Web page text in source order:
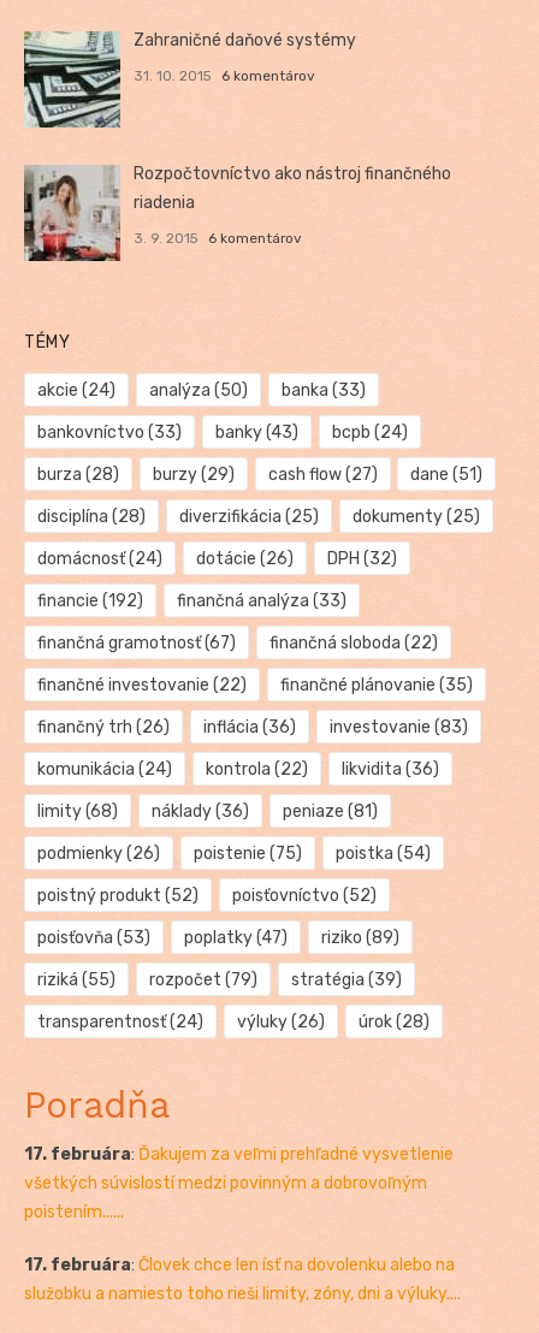
Zahraničné daňové systémy
31. 10. 2015 6 komentárov
Rozpočtovníctvo ako nástroj finančného
riadenia
3. 9. 2015 6 komentárov
TÉMY
akcie (24) analýza (50) banka (33)
bankovníctvo (33) banky(43) bcpb (24)
burza (28) burzy(29) cash flow(27) dane (51)
disciplína (28) diverzifikácia (25) dokumenty(25)
domácnosť(24) dotácie (26) DPH (32)
financie (192) finančná analýza (33)
finančná gramotnosť(67) finančná sloboda (22)
finančné investovanie (22) finančné plánovanie (35)
finančný trh (26) inflácia (36) investovanie (83)
komunikácia (24) kontrola (22) likvidita (36)
limity(68) náklady(36) peniaze (81)
podmienky(26) poistenie (75) poistka (54)
poistný produkt (52) poisťovníctvo (52)
poisťovňa (53) poplatky(47) riziko (89)
riziká (55) rozpočet (79) stratégia (39)
transparentnosť(24) výluky(26) úrok(28)
Poradňa
17. februára: Ďakujem za veľmi prehľadné vysvetlenie
všetkých súvislostí medzi povinným a dobrovoľným
poistením......
17. februára: Človek chce len ísť na dovolenku alebo na
služobku a namiesto toho rieši limity, zóny, dni a výluky....